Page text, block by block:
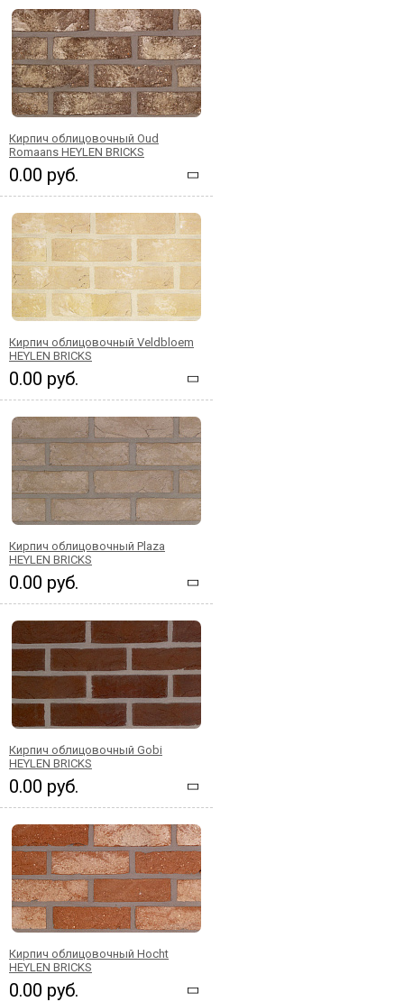
Кирпич облицовочный Oud
Romaans HEYLEN BRICKS
0.00 руб.
Кирпич облицовочный Veldbloem
HEYLEN BRICKS
0.00 руб.
Кирпич облицовочный Plaza
HEYLEN BRICKS
0.00 руб.
Кирпич облицовочный Gobi
HEYLEN BRICKS
0.00 руб.
Кирпич облицовочный Hocht
HEYLEN BRICKS
0.00 руб.